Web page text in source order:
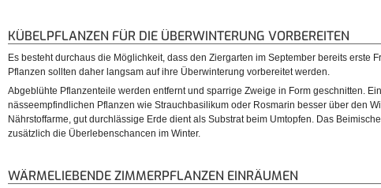
KÜBELPFLANZEN FÜR DIE ÜBERWINTERUNG VORBEREITEN
Es besteht durchaus die Möglichkeit, dass den Ziergarten im September bereits erste
Pflanzen sollten daher langsam auf ihre Überwinterung vorbereitet werden.
Abgeblühte Pflanzenteile werden entfernt und sparrige Zweige in Form geschnitten.
nässeempfindlichen Pflanzen wie Strauchbasilikum oder Rosmarin besser über den
Nährstoffarme, gut durchlässige Erde dient als Substrat beim Umtopfen. Das
zusätzlich die Überlebenschancen im Winter.
WÄRMELIEBENDE ZIMMERPFLANZEN EINRÄUMEN